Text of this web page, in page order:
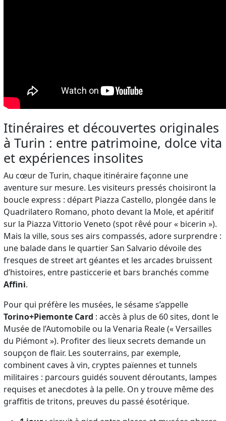
Itinéraires et découvertes originales
à Turin : entre patrimoine, dolce vita
et expériences insolites
Au cœur de Turin, chaque itinéraire façonne une
aventure sur mesure. Les visiteurs pressés choisiront la
boucle express : départ Piazza Castello, plongée dans le
Quadrilatero Romano, photo devant la Mole, et apéritif
sur la Piazza Vittorio Veneto (spot rêvé pour « bicerin »).
Mais la ville, sous ses airs compassés, adore surprendre :
une balade dans le quartier San Salvario dévoile des
fresques de street art géantes et les arcades bruissent
d’histoires, entre pasticcerie et bars branchés comme
Affini.
Pour qui préfère les musées, le sésame s’appelle
Torino+Piemonte Card : accès à plus de 60 sites, dont le
Musée de l’Automobile ou la Venaria Reale (« Versailles
du Piémont »). Profiter des lieux secrets demande un
soupçon de flair. Les souterrains, par exemple,
combinent caves à vin, cryptes païennes et tunnels
militaires : parcours guidés souvent déroutants, lampes
requises et anecdotes à la pelle. On y trouve même des
graffitis de tritons, preuves du passé ésotérique.